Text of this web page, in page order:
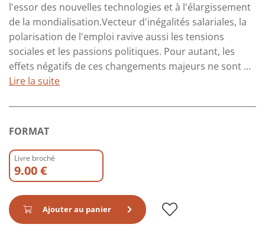
l'essor des nouvelles technologies et à l'élargissement
de la mondialisation.Vecteur d'inégalités salariales, la
polarisation de l'emploi ravive aussi les tensions
sociales et les passions politiques. Pour autant, les
effets négatifs de ces changements majeurs ne sont ...
Lire la suite
FORMAT
Livre broché
9.00 €
Ajouter au panier